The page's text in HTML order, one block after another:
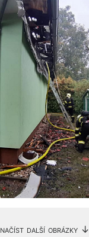
načíst další obrázky ↓